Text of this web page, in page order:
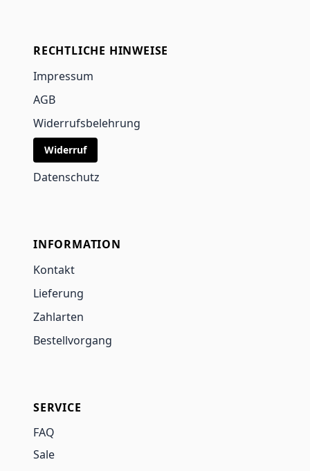
RECHTLICHE HINWEISE
Impressum
AGB
Widerrufsbelehrung
Widerruf
Datenschutz
INFORMATION
Kontakt
Lieferung
Zahlarten
Bestellvorgang
SERVICE
FAQ
Sale